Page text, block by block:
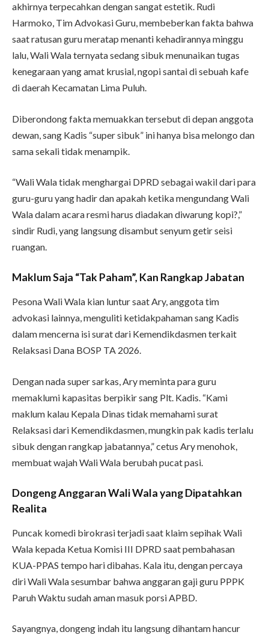
akhirnya terpecahkan dengan sangat estetik. Rudi
Harmoko, Tim Advokasi Guru, membeberkan fakta bahwa
saat ratusan guru meratap menanti kehadirannya minggu
lalu, Wali Wala ternyata sedang sibuk menunaikan tugas
kenegaraan yang amat krusial, ngopi santai di sebuah kafe
di daerah Kecamatan Lima Puluh.
Diberondong fakta memuakkan tersebut di depan anggota
dewan, sang Kadis “super sibuk” ini hanya bisa melongo dan
sama sekali tidak menampik.
“Wali Wala tidak menghargai DPRD sebagai wakil dari para
guru-guru yang hadir dan apakah ketika mengundang Wali
Wala dalam acara resmi harus diadakan diwarung kopi?,”
sindir Rudi, yang langsung disambut senyum getir seisi
ruangan.
Maklum Saja “Tak Paham”, Kan Rangkap Jabatan
Pesona Wali Wala kian luntur saat Ary, anggota tim
advokasi lainnya, menguliti ketidakpahaman sang Kadis
dalam mencerna isi surat dari Kemendikdasmen terkait
Relaksasi Dana BOSP TA 2026.
Dengan nada super sarkas, Ary meminta para guru
memaklumi kapasitas berpikir sang Plt. Kadis. “Kami
maklum kalau Kepala Dinas tidak memahami surat
Relaksasi dari Kemendikdasmen, mungkin pak kadis terlalu
sibuk dengan rangkap jabatannya,” cetus Ary menohok,
membuat wajah Wali Wala berubah pucat pasi.
Dongeng Anggaran Wali Wala yang Dipatahkan
Realita
Puncak komedi birokrasi terjadi saat klaim sepihak Wali
Wala kepada Ketua Komisi III DPRD saat pembahasan
KUA-PPAS tempo hari dibahas. Kala itu, dengan percaya
diri Wali Wala sesumbar bahwa anggaran gaji guru PPPK
Paruh Waktu sudah aman masuk porsi APBD.
Sayangnya, dongeng indah itu langsung dihantam hancur